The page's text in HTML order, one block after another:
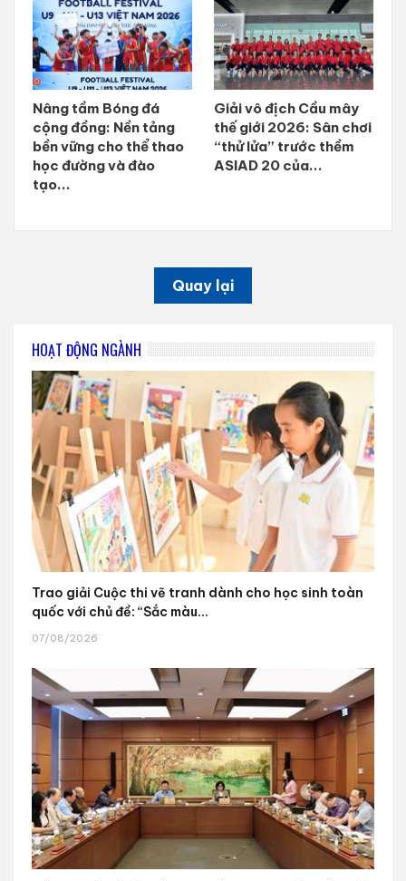
Nâng tầm Bóng đá
cộng đồng: Nền tảng
bền vững cho thể thao
học đường và đào
tạo...
Giải vô địch Cầu mây
thế giới 2026: Sân chơi
“thử lửa” trước thềm
ASIAD 20 của...
Quay lại
HOẠT ĐỘNG NGÀNH
Trao giải Cuộc thi vẽ tranh dành cho học sinh toàn
quốc với chủ đề: “Sắc màu...
07/08/2026